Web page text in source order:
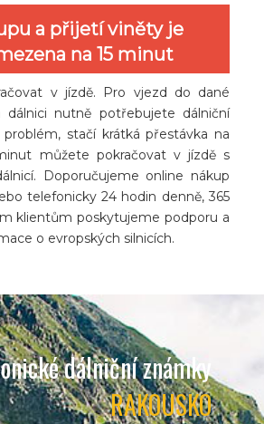
a přijetí viněty je
na 15 minut
v jízdě. Pro vjezd do dané
nutně potřebujete dálniční
problém, stačí krátká přestávka na
můžete pokračovat v jízdě s
Doporučujeme online nákup
telefonicky 24 hodin denně, 365
klientům poskytujeme podporu a
o evropských silnicích.
dálniční známky
RAKOUSKO